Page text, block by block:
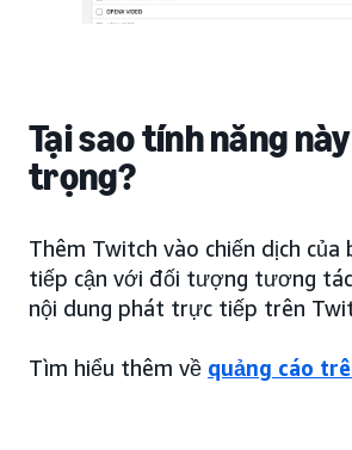
Tại sao tính năng
trọng?
Thêm Twitch vào chiến dịch của
tiếp cận với đối tượng tương
nội dung phát trực tiếp trên
Tìm hiểu thêm về quảng cáo